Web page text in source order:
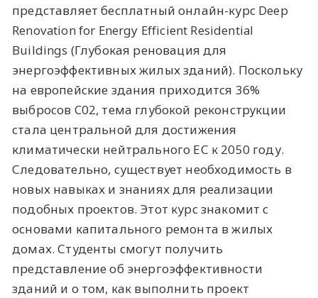
представляет бесплатный онлайн-курс Deep
Renovation for Energy Efficient Residential
Buildings (Глубокая реновация для
энергоэффективных жилых зданий). Поскольку
на европейские здания приходится 36%
выбросов C02, тема глубокой реконструкции
стала центральной для достижения
климатически нейтрального ЕС к 2050 году.
Следовательно, существует необходимость в
новых навыках и знаниях для реализации
подобных проектов. Этот курс знакомит с
основами капитального ремонта в жилых
домах. Студенты смогут получить
представление об энергоэффективности
зданий и о том, как выполнить проект